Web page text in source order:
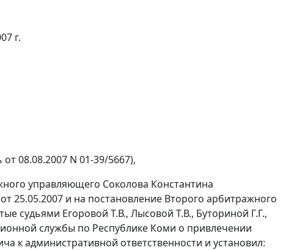
г.
08.08.2007 N 01-39/5667),
управляющего Соколова Константина
25.05.2007 и на постановление Второго арбитражного
судьями Егоровой Т.В., Лысовой Т.В., Буториной Г.Г.,
службы по Республике Коми о привлечении
к административной ответственности и установил: